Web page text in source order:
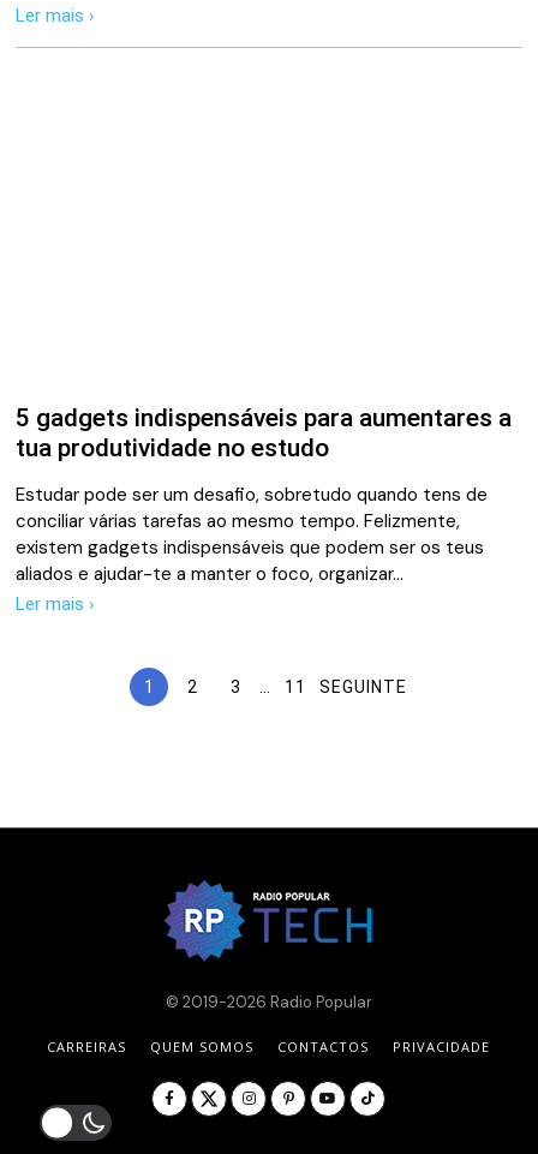
Ler mais ›
5 gadgets indispensáveis para aumentares a
tua produtividade no estudo
Estudar pode ser um desafio, sobretudo quando tens de
conciliar várias tarefas ao mesmo tempo. Felizmente,
existem gadgets indispensáveis que podem ser os teus
aliados e ajudar-te a manter o foco, organizar…
Ler mais ›
1 2 3 … 11 SEGUINTE
© 2019-2026 Radio Popular
CARREIRAS QUEM SOMOS CONTACTOS PRIVACIDADE